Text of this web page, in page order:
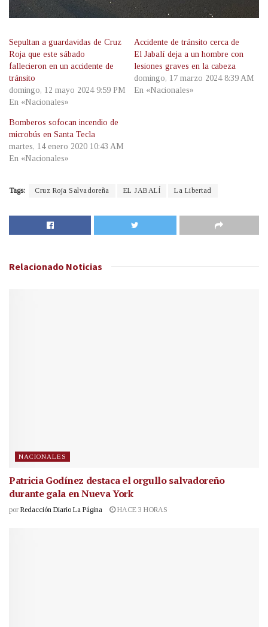
Sepultan a guardavidas de Cruz
Roja que este sábado
fallecieron en un accidente de
tránsito
domingo, 12 mayo 2024 9:59 PM
En «Nacionales»
Accidente de tránsito cerca de
El Jabalí deja a un hombre con
lesiones graves en la cabeza
domingo, 17 marzo 2024 8:39 AM
En «Nacionales»
Bomberos sofocan incendio de
microbús en Santa Tecla
martes, 14 enero 2020 10:43 AM
En «Nacionales»
Tags: Cruz Roja Salvadoreña EL JABALÍ La Libertad
Relacionado Noticias
NACIONALES
Patricia Godínez destaca el orgullo salvadoreño
durante gala en Nueva York
por Redacción Diario La Página HACE 3 HORAS